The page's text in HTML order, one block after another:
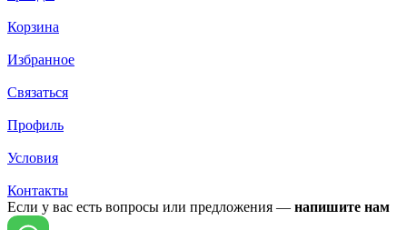
Корзина
Избранное
Связаться
Профиль
Условия
Контакты
Если у вас есть вопросы или предложения — напишите нам